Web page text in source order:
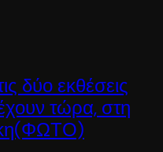
δύο εκθέσεις
τώρα, στη